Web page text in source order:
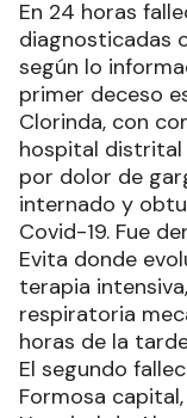
En 24 horas
diagnosticadas
según lo
primer deceso
Clorinda, con
hospital distrital
por dolor de
internado y
Covid-19. Fue
Evita donde
terapia
respiratoria
horas de la
El segundo
Formosa